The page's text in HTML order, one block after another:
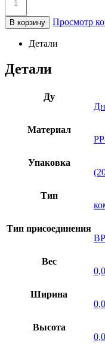
В корзину Просмотр
Детали
Детали
Ду
Материал
Упаковка
Тип
Тип присоединения
ВР
Вес
Ширина
Высота